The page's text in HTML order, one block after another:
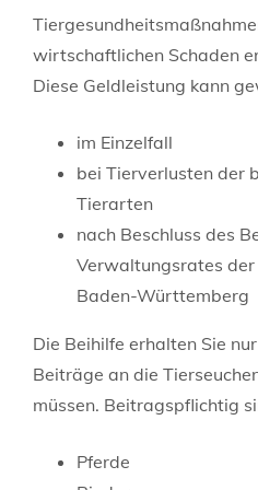
wirtschaftlichen Schaden
Diese Geldleistung kann
im Einzelfall
bei Tierverlusten der
Tierarten
nach Beschluss des
Verwaltungsrates der
Baden-Württemberg
Die Beihilfe erhalten Sie
Beiträge an die
müssen. Beitragspflichtig
Pferde